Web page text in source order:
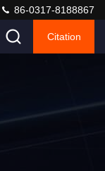
86-0317-8188867
Citation